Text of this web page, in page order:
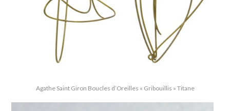
Agathe Saint Giron Boucles d’Oreilles « Gribouillis » Titane